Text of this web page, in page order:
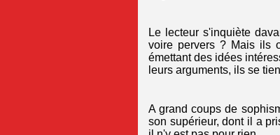
Le lecteur s'inquiète
voire pervers ? Mais ils
émettant des idées
leurs arguments, ils se
A grand coups de
son supérieur, dont il a